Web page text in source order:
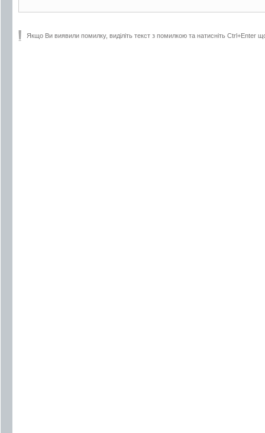
Якщо Ви виявили помилку, виділіть текст з помилкою та натисніть Ctrl+Enter